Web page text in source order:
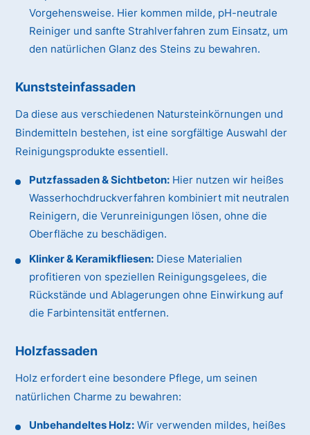
Vorgehensweise. Hier kommen milde, pH-neutrale
Reiniger und sanfte Strahlverfahren zum Einsatz, um
den natürlichen Glanz des Steins zu bewahren.
Kunststeinfassaden
Da diese aus verschiedenen Natursteinkörnungen und
Bindemitteln bestehen, ist eine sorgfältige Auswahl der
Reinigungsprodukte essentiell.
Putzfassaden & Sichtbeton: Hier nutzen wir heißes
Wasserhochdruckverfahren kombiniert mit neutralen
Reinigern, die Verunreinigungen lösen, ohne die
Oberfläche zu beschädigen.
Klinker & Keramikfliesen: Diese Materialien
profitieren von speziellen Reinigungsgelees, die
Rückstände und Ablagerungen ohne Einwirkung auf
die Farbintensität entfernen.
Holzfassaden
Holz erfordert eine besondere Pflege, um seinen
natürlichen Charme zu bewahren:
Unbehandeltes Holz: Wir verwenden mildes, heißes